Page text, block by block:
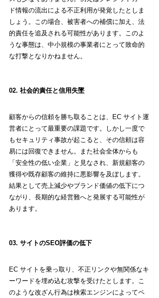
ド情報の流出による不正利用が発覚したとしま
しょう。この場合、被害者への補償に加え、法
的責任を追及される可能性があります。このよ
うな事態は、中小規模の事業者にとって致命的
な打撃となりかねません。
02. 社会的責任と信用失墜
顧客からの信頼を勝ち取ることは、EC サイト運
営者にとって最重要の課題です。しかし一度で
もセキュリティ事故が起こると、その信頼は容
易には回復できません。また社会全体からも
「安全性の低い企業」と見なされ、新規顧客の
獲得や既存顧客の維持に悪影響を及ぼします。
結果として売上減少やブランド価値の低下につ
ながり、長期的な経営難へと発展する可能性が
あります。
03. サイトのSEO評価の低下
EC サイトを乗っ取り、不正リンクや無関係なキ
ーワードを埋め込む攻撃を受けたとします。こ
のような改ざん行為は検索エンジンによってペ